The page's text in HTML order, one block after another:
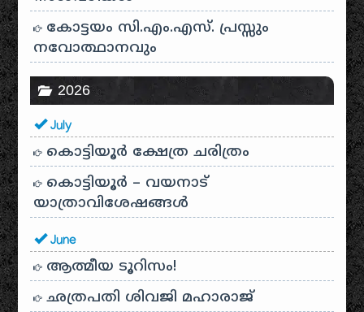
കോട്ടയം സി.എം.എസ്. പ്രസ്സും
നവോത്ഥാനവും
2026
July
കൊട്ടിയൂർ ക്ഷേത്ര ചരിത്രം
കൊട്ടിയൂർ – വയനാട്
യാത്രാവിശേഷങ്ങൾ
June
ആത്മീയ ടൂറിസം!
ഛത്രപതി ശിവജി മഹാരാജ്